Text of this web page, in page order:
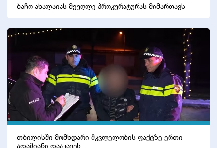
ბაჩო ახალაიას მეუღლე პროკურატურას მიმართავს
თბილისში მომხდარი მკვლელობის ფაქტზე ერთი
ადამიანი დააკავეს